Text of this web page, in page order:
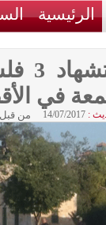
الرئيسية
في
:
14/07/2017 من